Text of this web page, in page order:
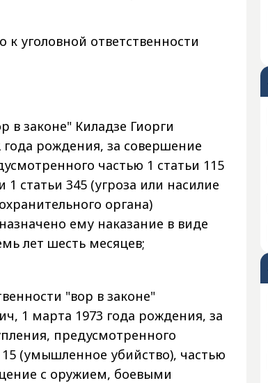
к уголовной ответственности
в законе" Киладзе Гиорги
рождения, за совершение
частью 1 статьи 115
статьи 345 (угроза или насилие
органа)
ему наказание в виде
лет шесть месяцев;
"вор в законе"
1 марта 1973 года рождения, за
предусмотренного
(умышленное убийство), частью
с оружием, боевыми